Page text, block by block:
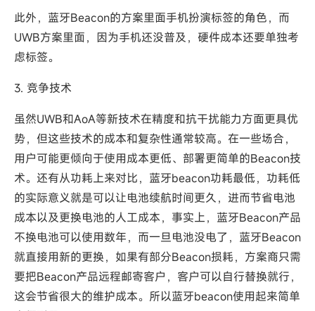
此外，蓝牙Beacon的方案里面手机扮演标签的角色，而
UWB方案里面，因为手机还没普及，硬件成本还要单独考
虑标签。
3. 竞争技术
虽然UWB和AoA等新技术在精度和抗干扰能力方面更具优
势，但这些技术的成本和复杂性通常较高。在一些场合，
用户可能更倾向于使用成本更低、部署更简单的Beacon技
术。还有从功耗上来对比，蓝牙beacon功耗最低，功耗低
的实际意义就是可以让电池续航时间更久，进而节省电池
成本以及更换电池的人工成本，事实上，蓝牙Beacon产品
不换电池可以使用数年，而一旦电池没电了，蓝牙Beacon
就直接用新的更换，如果有部分Beacon损耗，方案商只需
要把Beacon产品远程邮寄客户，客户可以自行替换就行，
这会节省很大的维护成本。所以蓝牙beacon使用起来简单